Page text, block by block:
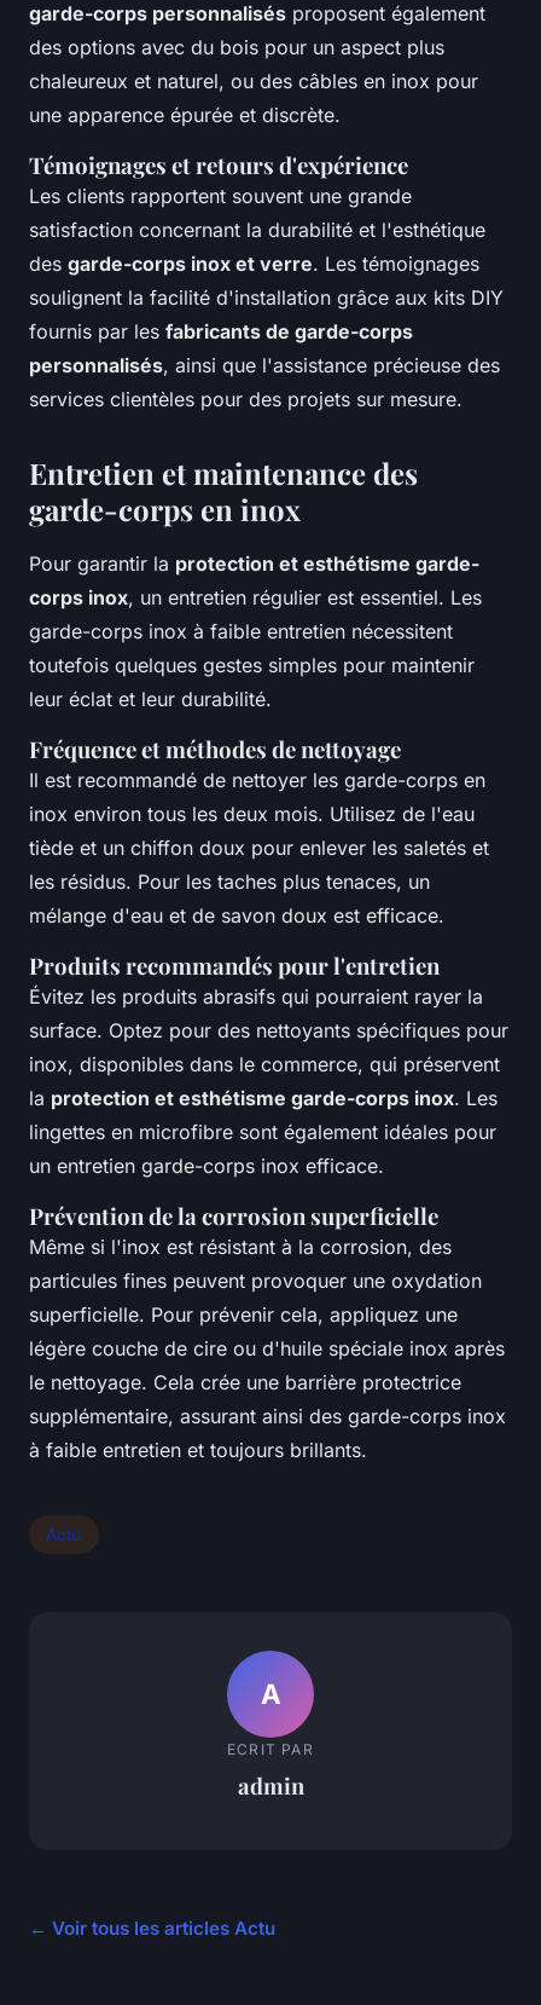
garde-corps personnalisés proposent également
des options avec du bois pour un aspect plus
chaleureux et naturel, ou des câbles en inox pour
une apparence épurée et discrète.
Témoignages et retours d'expérience
Les clients rapportent souvent une grande
satisfaction concernant la durabilité et l'esthétique
des garde-corps inox et verre. Les témoignages
soulignent la facilité d'installation grâce aux kits DIY
fournis par les fabricants de garde-corps
personnalisés, ainsi que l'assistance précieuse des
services clientèles pour des projets sur mesure.
Entretien et maintenance des
garde-corps en inox
Pour garantir la protection et esthétisme garde-
corps inox, un entretien régulier est essentiel. Les
garde-corps inox à faible entretien nécessitent
toutefois quelques gestes simples pour maintenir
leur éclat et leur durabilité.
Fréquence et méthodes de nettoyage
Il est recommandé de nettoyer les garde-corps en
inox environ tous les deux mois. Utilisez de l'eau
tiède et un chiffon doux pour enlever les saletés et
les résidus. Pour les taches plus tenaces, un
mélange d'eau et de savon doux est efficace.
Produits recommandés pour l'entretien
Évitez les produits abrasifs qui pourraient rayer la
surface. Optez pour des nettoyants spécifiques pour
inox, disponibles dans le commerce, qui préservent
la protection et esthétisme garde-corps inox. Les
lingettes en microfibre sont également idéales pour
un entretien garde-corps inox efficace.
Prévention de la corrosion superficielle
Même si l'inox est résistant à la corrosion, des
particules fines peuvent provoquer une oxydation
superficielle. Pour prévenir cela, appliquez une
légère couche de cire ou d'huile spéciale inox après
le nettoyage. Cela crée une barrière protectrice
supplémentaire, assurant ainsi des garde-corps inox
à faible entretien et toujours brillants.
Actu
A
ECRIT PAR
admin
← Voir tous les articles Actu